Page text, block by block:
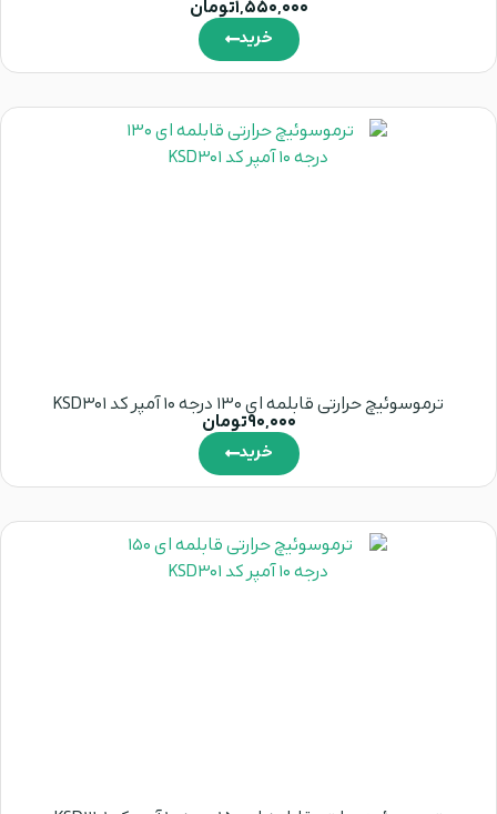
1,550,000تومان
خرید
ترموسوئیچ حرارتی قابلمه ای 130 درجه 10 آمپر کد KSD301
90,000تومان
خرید